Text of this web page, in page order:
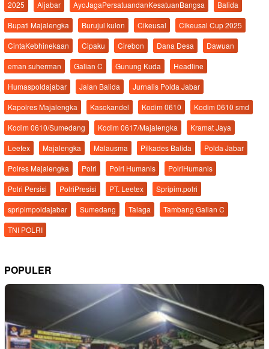
2025 Aljabar AyoJagaPersatuandanKesatuanBangsa
Balida
Bupati Majalengka
Burujul kulon Cikeusal
Cikeusal Cup 2025
CintaKebhinekaan
Cipaku Cirebon Dana Desa
Dawuan
eman suherman
Galian C Gunung Kuda
Headline
Humaspoldajabar
Jalan Balida
Jurnalis Polda Jabar
Kapolres Majalengka
Kasokandel Kodim 0610
Kodim 0610 smd
Kodim 0610/Sumedang
Kodim 0617/Majalengka
Kramat Jaya
Leetex
Majalengka Malausma Pilkades Balida
Polda Jabar
Polres Majalengka
Polri Polri Humanis
PolriHumanis
Polri Persisi
PolriPresisi PT. Leetex
Spripim.polri
spripimpoldajabar
Sumedang Talaga
Tambang Galian C
TNI POLRI
POPULER